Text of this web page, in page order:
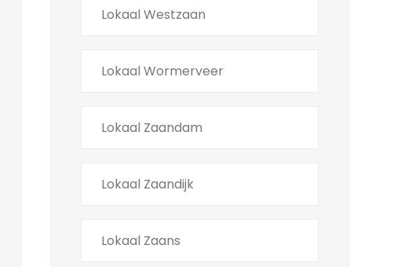
Lokaal Westzaan
Lokaal Wormerveer
Lokaal Zaandam
Lokaal Zaandijk
Lokaal Zaans